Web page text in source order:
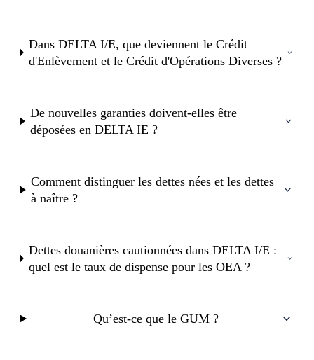
Dans DELTA I/E, que deviennent le Crédit
d'Enlèvement et le Crédit d'Opérations Diverses ?
De nouvelles garanties doivent-elles être
déposées en DELTA IE ?
Comment distinguer les dettes nées et les dettes
à naître ?
Dettes douanières cautionnées dans DELTA I/E :
quel est le taux de dispense pour les OEA ?
Qu’est-ce que le GUM ?